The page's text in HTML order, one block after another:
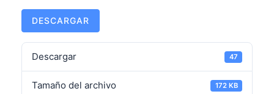
DESCARGAR
Descargar 47
Tamaño del archivo 172 KB